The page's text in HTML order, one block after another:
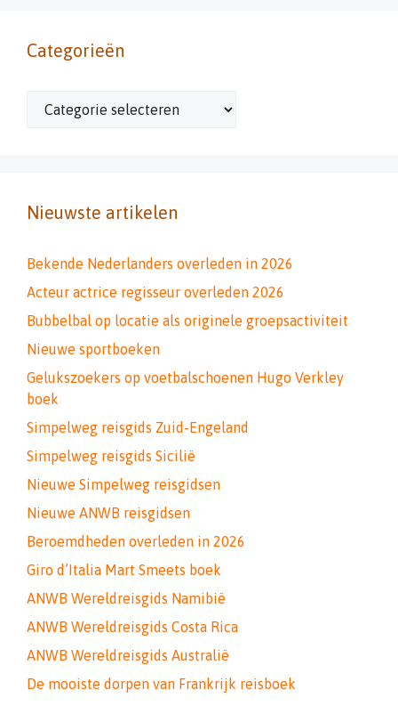
Categorieën
Categorieën
Nieuwste artikelen
Bekende Nederlanders overleden in 2026
Acteur actrice regisseur overleden 2026
Bubbelbal op locatie als originele groepsactiviteit
Nieuwe sportboeken
Gelukszoekers op voetbalschoenen Hugo Verkley
boek
Simpelweg reisgids Zuid-Engeland
Simpelweg reisgids Sicilië
Nieuwe Simpelweg reisgidsen
Nieuwe ANWB reisgidsen
Beroemdheden overleden in 2026
Giro d’Italia Mart Smeets boek
ANWB Wereldreisgids Namibië
ANWB Wereldreisgids Costa Rica
ANWB Wereldreisgids Australië
De mooiste dorpen van Frankrijk reisboek